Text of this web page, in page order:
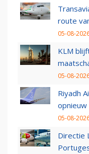
route
05-08-
KLM
05-08-
Riyadh
05-08-
Directie